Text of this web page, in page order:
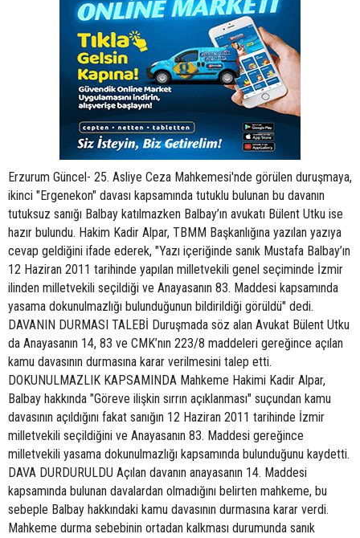
Erzurum Güncel- 25. Asliye Ceza Mahkemesi'nde görülen duruşmaya,
ikinci "Ergenekon" davası kapsamında tutuklu bulunan bu davanın
tutuksuz sanığı Balbay katılmazken Balbay’ın avukatı Bülent Utku ise
hazır bulundu. Hakim Kadir Alpar, TBMM Başkanlığına yazılan yazıya
cevap geldiğini ifade ederek, "Yazı içeriğinde sanık Mustafa Balbay’ın
12 Haziran 2011 tarihinde yapılan milletvekili genel seçiminde İzmir
ilinden milletvekili seçildiği ve Anayasanın 83. Maddesi kapsamında
yasama dokunulmazlığı bulunduğunun bildirildiği görüldü" dedi.
DAVANIN DURMASI TALEBİ Duruşmada söz alan Avukat Bülent Utku
da Anayasanın 14, 83 ve CMK’nın 223/8 maddeleri gereğince açılan
kamu davasının durmasına karar verilmesini talep etti.
DOKUNULMAZLIK KAPSAMINDA Mahkeme Hakimi Kadir Alpar,
Balbay hakkında "Göreve ilişkin sırrın açıklanması" suçundan kamu
davasının açıldığını fakat sanığın 12 Haziran 2011 tarihinde İzmir
milletvekili seçildiğini ve Anayasanın 83. Maddesi gereğince
milletvekili yasama dokunulmazlığı kapsamında bulunduğunu kaydetti.
DAVA DURDURULDU Açılan davanın anayasanın 14. Maddesi
kapsamında bulunan davalardan olmadığını belirten mahkeme, bu
sebeple Balbay hakkındaki kamu davasının durmasına karar verdi.
Mahkeme durma sebebinin ortadan kalkması durumunda sanık